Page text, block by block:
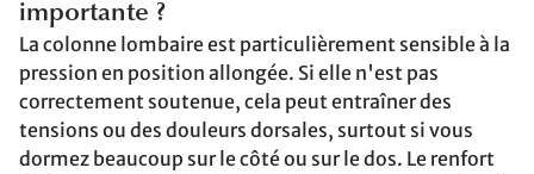
importante ?
La colonne lombaire est particulièrement sensible à la
pression en position allongée. Si elle n'est pas
correctement soutenue, cela peut entraîner des
tensions ou des douleurs dorsales, surtout si vous
dormez beaucoup sur le côté ou sur le dos. Le renfort